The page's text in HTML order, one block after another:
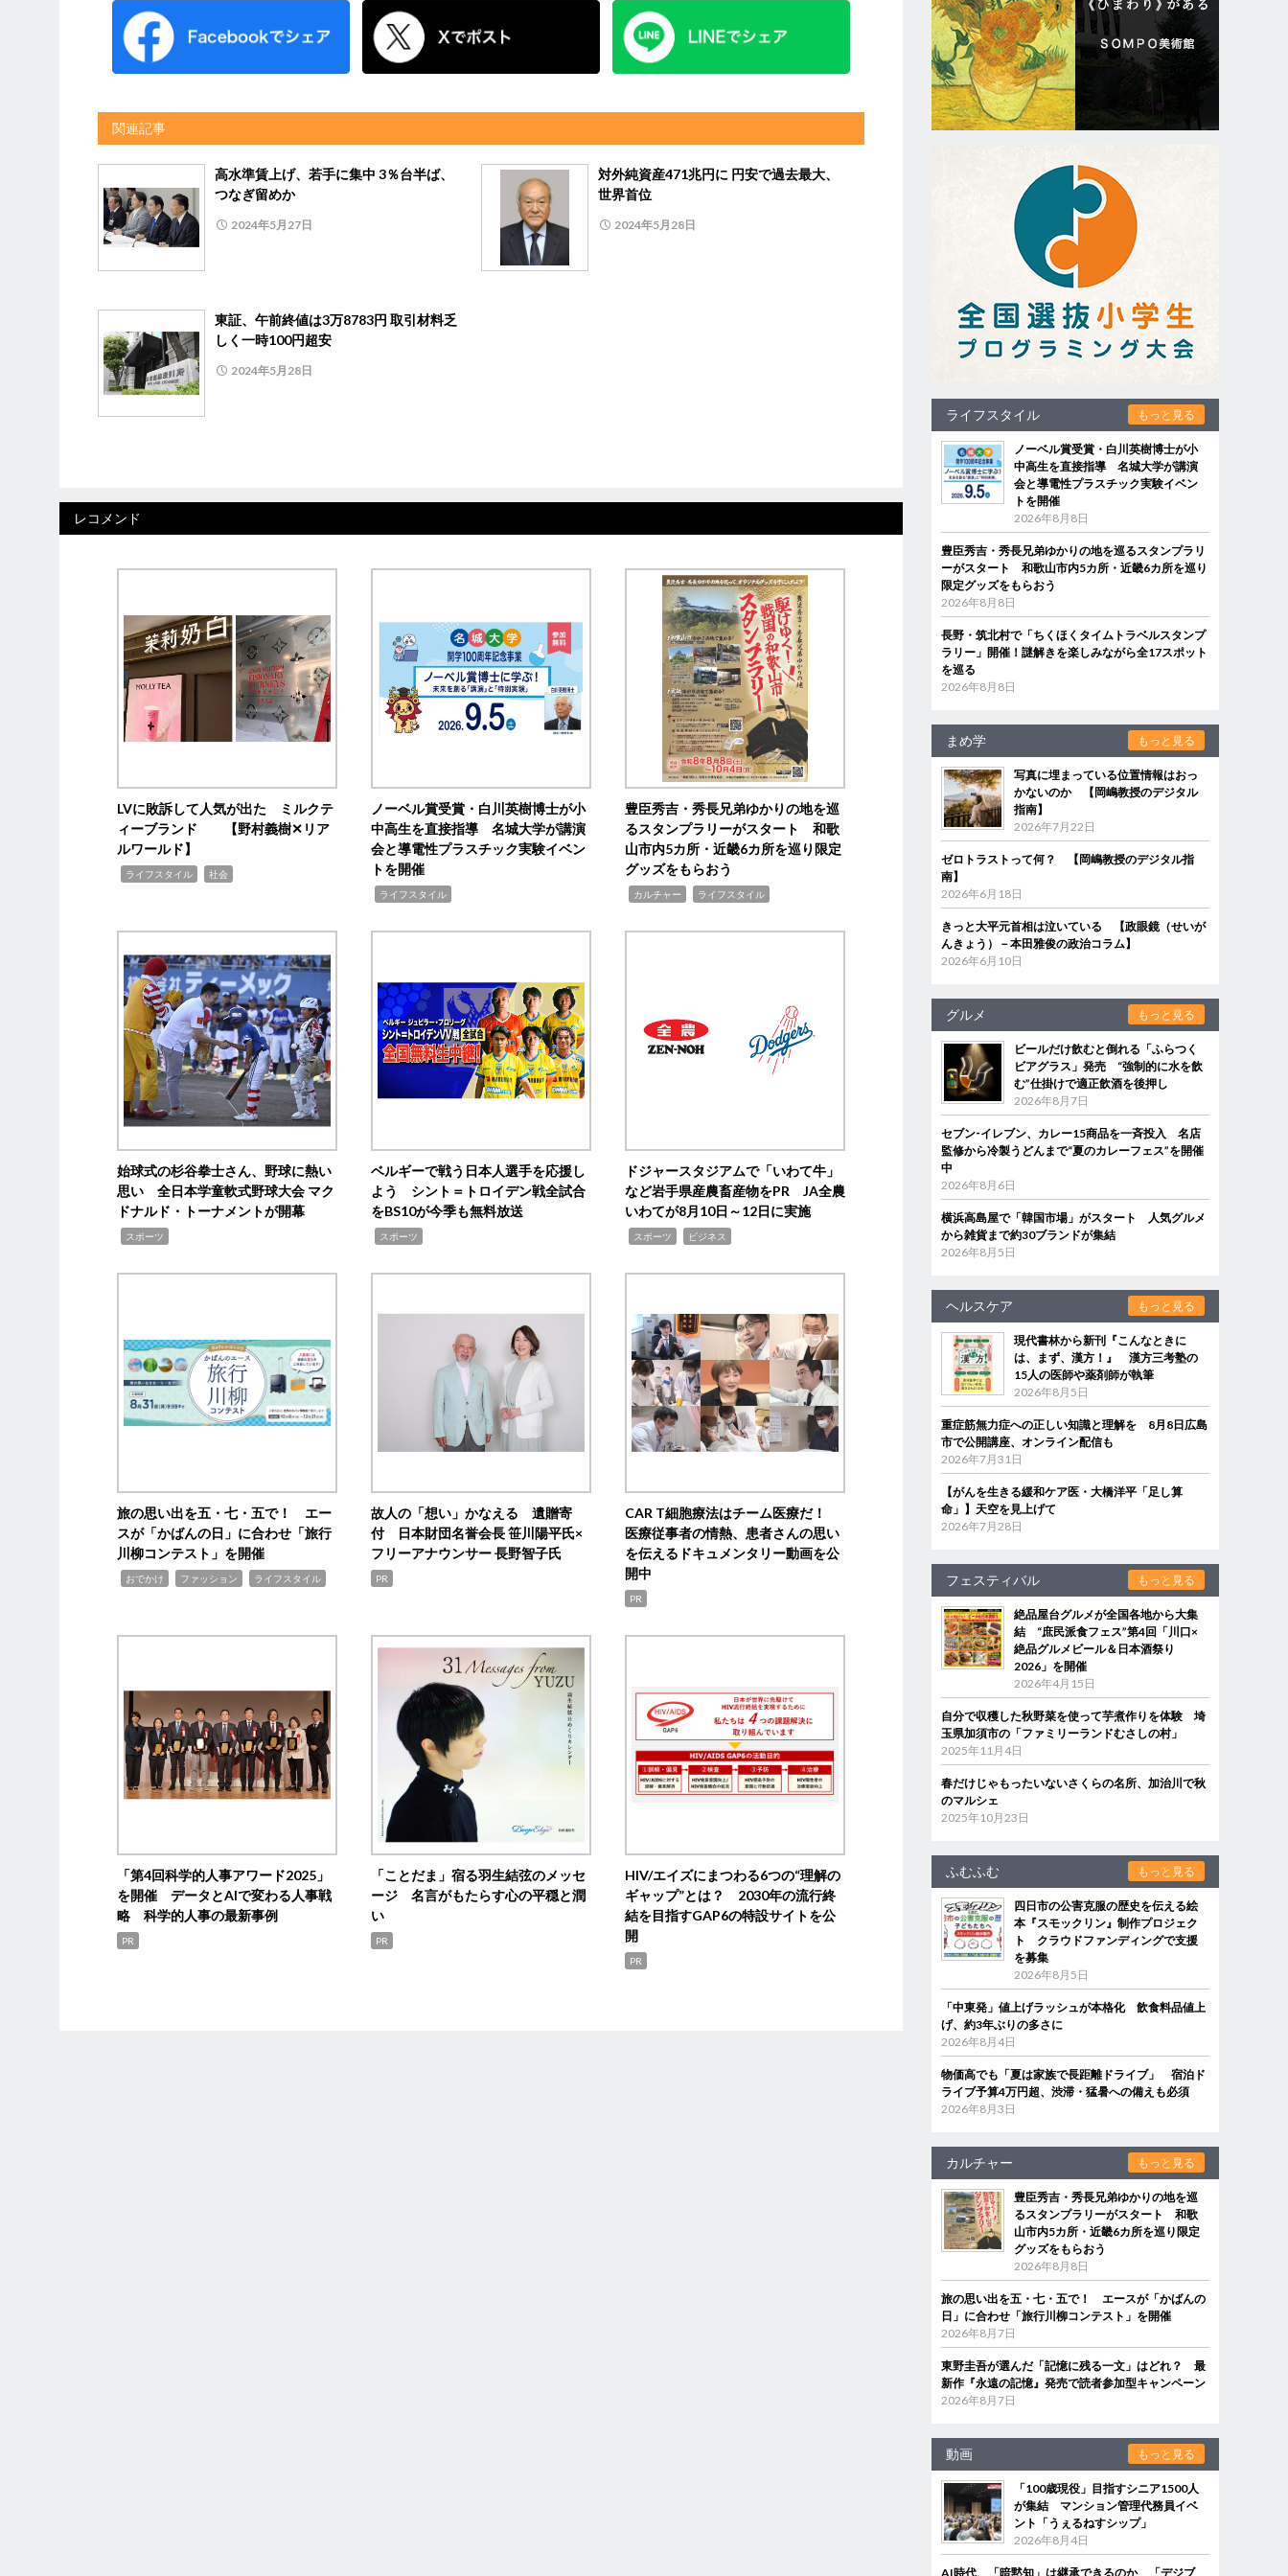
関連記事
高水準賃上げ、若手に集中 3％台半ば、
つなぎ留めか
2024年5月27日
対外純資産471兆円に 円安で過去最大、
世界首位
2024年5月28日
東証、午前終値は3万8783円 取引材料乏
しく一時100円超安
2024年5月28日
レコメンド
LVに敗訴して人気が出た ミルクテ
ィーブランド 【野村義樹✕リア
ルワールド】
ライフスタイル 社会
ノーベル賞受賞・白川英樹博士が小
中高生を直接指導 名城大学が講演
会と導電性プラスチック実験イベン
トを開催
ライフスタイル
豊臣秀吉・秀長兄弟ゆかりの地を巡
るスタンプラリーがスタート 和歌
山市内5カ所・近畿6カ所を巡り限定
グッズをもらおう
カルチャー ライフスタイル
始球式の杉谷拳士さん、野球に熱い
思い 全日本学童軟式野球大会 マク
ドナルド・トーナメントが開幕
スポーツ
ベルギーで戦う日本人選手を応援し
よう シント＝トロイデン戦全試合
をBS10が今季も無料放送
スポーツ
ドジャースタジアムで「いわて牛」
など岩手県産農畜産物をPR JA全農
いわてが8月10日～12日に実施
スポーツ ビジネス
旅の思い出を五・七・五で！ エー
スが「かばんの日」に合わせ「旅行
川柳コンテスト」を開催
おでかけ ファッション ライフスタイル
故人の「想い」かなえる 遺贈寄
付 日本財団名誉会長 笹川陽平氏×
フリーアナウンサー 長野智子氏
PR
CAR T細胞療法はチーム医療だ！
医療従事者の情熱、患者さんの思い
を伝えるドキュメンタリー動画を公
開中
PR
「第4回科学的人事アワード2025」
を開催 データとAIで変わる人事戦
略 科学的人事の最新事例
PR
「ことだま」宿る羽生結弦のメッセ
ージ 名言がもたらす心の平穏と潤
い
PR
HIV/エイズにまつわる6つの“理解の
ギャップ”とは？ 2030年の流行終
結を目指すGAP6の特設サイトを公
開
PR
ライフスタイル もっと見る
ノーベル賞受賞・白川英樹博士が小
中高生を直接指導 名城大学が講演
会と導電性プラスチック実験イベン
トを開催
2026年8月8日
豊臣秀吉・秀長兄弟ゆかりの地を巡るスタンプラリ
ーがスタート 和歌山市内5カ所・近畿6カ所を巡り
限定グッズをもらおう
2026年8月8日
長野・筑北村で「ちくほくタイムトラベルスタンプ
ラリー」開催！謎解きを楽しみながら全17スポット
を巡る
2026年8月8日
まめ学 もっと見る
写真に埋まっている位置情報はおっ
かないのか 【岡嶋教授のデジタル
指南】
2026年7月22日
ゼロトラストって何？ 【岡嶋教授のデジタル指
南】
2026年6月18日
きっと大平元首相は泣いている 【政眼鏡（せいが
んきょう）－本田雅俊の政治コラム】
2026年6月10日
グルメ もっと見る
ビールだけ飲むと倒れる「ふらつく
ビアグラス」発売 “強制的に水を飲
む”仕掛けで適正飲酒を後押し
2026年8月7日
セブン‐イレブン、カレー15商品を一斉投入 名店
監修から冷製うどんまで“夏のカレーフェス”を開催
中
2026年8月6日
横浜高島屋で「韓国市場」がスタート 人気グルメ
から雑貨まで約30ブランドが集結
2026年8月5日
ヘルスケア もっと見る
現代書林から新刊『こんなときに
は、まず、漢方！』 漢方三考塾の
15人の医師や薬剤師が執筆
2026年8月5日
重症筋無力症への正しい知識と理解を 8月8日広島
市で公開講座、オンライン配信も
2026年7月31日
【がんを生きる緩和ケア医・大橋洋平「足し算
命」】天空を見上げて
2026年7月28日
フェスティバル もっと見る
絶品屋台グルメが全国各地から大集
結 “庶民派食フェス”第4回「川口×
絶品グルメビール＆日本酒祭り
2026」を開催
2026年4月15日
自分で収穫した秋野菜を使って芋煮作りを体験 埼
玉県加須市の「ファミリーランドむさしの村」
2025年11月4日
春だけじゃもったいないさくらの名所、加治川で秋
のマルシェ
2025年10月23日
ふむふむ もっと見る
四日市の公害克服の歴史を伝える絵
本『スモックリン』制作プロジェク
ト クラウドファンディングで支援
を募集
2026年8月5日
「中東発」値上げラッシュが本格化 飲食料品値上
げ、約3年ぶりの多さに
2026年8月4日
物価高でも「夏は家族で長距離ドライブ」 宿泊ド
ライブ予算4万円超、渋滞・猛暑への備えも必須
2026年8月3日
カルチャー もっと見る
豊臣秀吉・秀長兄弟ゆかりの地を巡
るスタンプラリーがスタート 和歌
山市内5カ所・近畿6カ所を巡り限定
グッズをもらおう
2026年8月8日
旅の思い出を五・七・五で！ エースが「かばんの
日」に合わせ「旅行川柳コンテスト」を開催
2026年8月7日
東野圭吾が選んだ「記憶に残る一文」はどれ？ 最
新作『永遠の記憶』発売で読者参加型キャンペーン
2026年8月7日
動画 もっと見る
「100歳現役」目指すシニア1500人
が集結 マンション管理代務員イベ
ント「うぇるねすシップ」
2026年8月4日
AI時代、「暗黙知」は継承できるのか 「デジブ